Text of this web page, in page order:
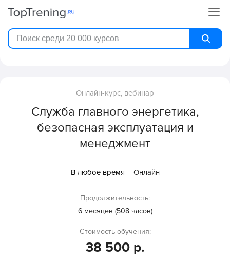
Онлайн-курс, вебинар
Служба главного энергетика,
безопасная эксплуатация и
менеджмент
В любое время - Онлайн
Продолжительность:
6 месяцев (508 часов)
Стоимость обучения:
38 500 р.